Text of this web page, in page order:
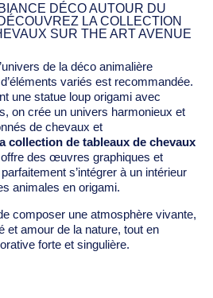
DÉCO AUTOUR DU
LA COLLECTION
SUR THE ART AVENUE
de la déco animalière
variés est recommandée.
une statue loup origami avec
on crée un univers harmonieux et
de chevaux et
collection de tableaux de chevaux
offre des œuvres graphiques et
s’intégrer à un intérieur
animales en origami.
composer une atmosphère vivante,
et amour de la nature, tout en
forte et singulière.